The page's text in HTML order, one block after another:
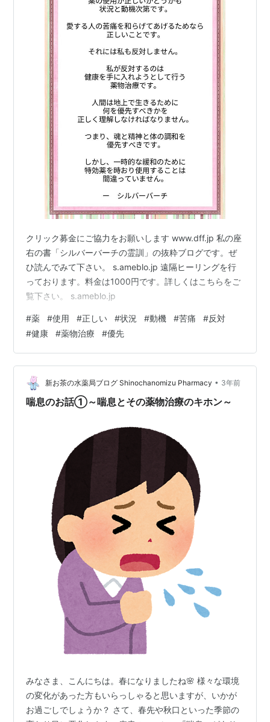
クリック募金にご協力をお願いします www.dff.jp 私の座
右の書「シルバーバーチの霊訓」の抜粋ブログです。ぜ
ひ読んでみて下さい。 s.ameblo.jp 遠隔ヒーリングを行
っております。料金は1000円です。詳しくはこちらをご
覧下さい。 s.ameblo.jp
#薬 #使用 #正しい #状況 #動機 #苦痛 #反対
#健康 #薬物治療 #優先
新お茶の水薬局ブログ Shinochanomizu Pharmacy • 3年前
喘息のお話①～喘息とその薬物治療のキホン～
みなさま、こんにちは。春になりましたね🌸 様々な環境
の変化があった方もいらっしゃると思いますが、いかが
お過ごしでしょうか？ さて、春先や秋口といった季節の